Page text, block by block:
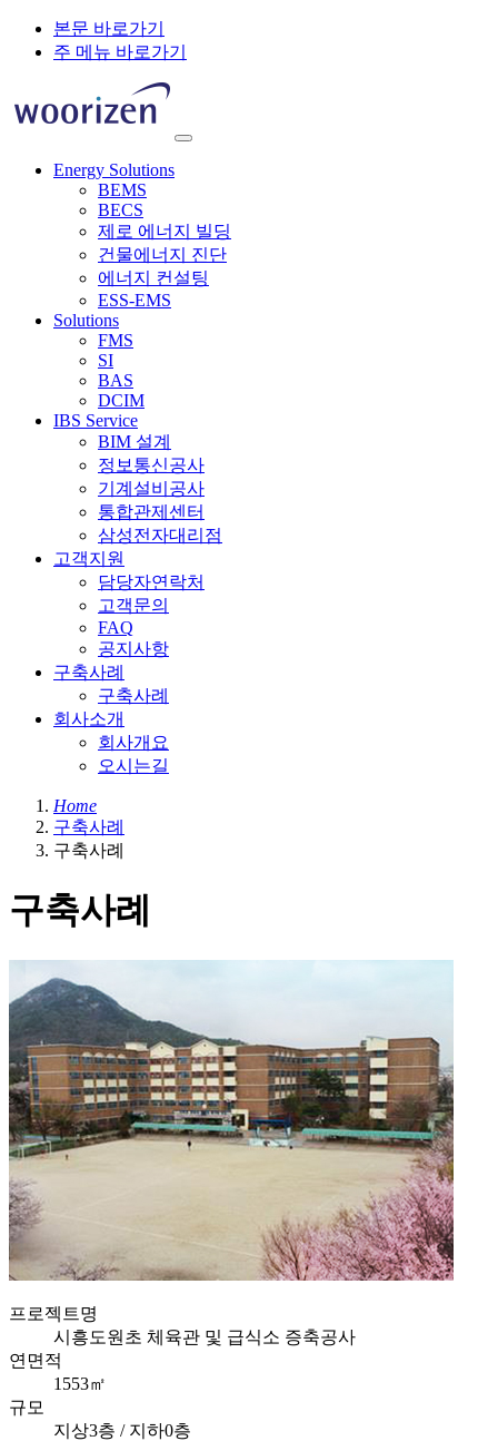
본문 바로가기
주 메뉴 바로가기
Energy Solutions
BEMS
BECS
제로 에너지 빌딩
건물에너지 진단
에너지 컨설팅
ESS-EMS
Solutions
FMS
SI
BAS
DCIM
IBS Service
BIM 설계
정보통신공사
기계설비공사
통합관제센터
삼성전자대리점
고객지원
담당자연락처
고객문의
FAQ
공지사항
구축사례
구축사례
회사소개
회사개요
오시는길
Home
구축사례
구축사례
구축사례
프로젝트명
시흥도원초 체육관 및 급식소 증축공사
연면적
1553㎡
규모
지상3층 / 지하0층